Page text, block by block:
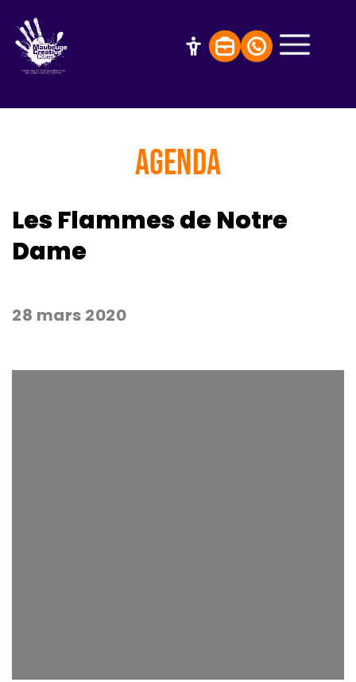
AGENDA
Les Flammes de Notre
Dame
28 mars 2020